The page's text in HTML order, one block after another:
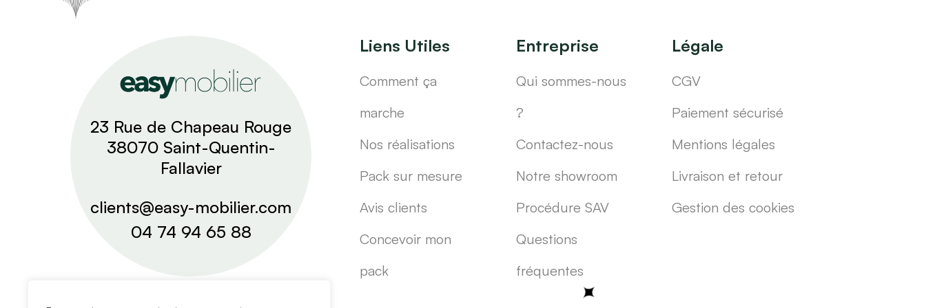
23 Rue de Chapeau Rouge
38070 Saint-Quentin-
Fallavier
clients@easy-mobilier.com
04 74 94 65 88
Liens Utiles
Comment ça
marche
Nos réalisations
Pack sur mesure
Avis clients
Concevoir mon
pack
Entreprise
Qui sommes-nous
?
Contactez-nous
Notre showroom
Procédure SAV
Questions
fréquentes
Légale
CGV
Paiement sécurisé
Mentions légales
Livraison et retour
Gestion des cookies